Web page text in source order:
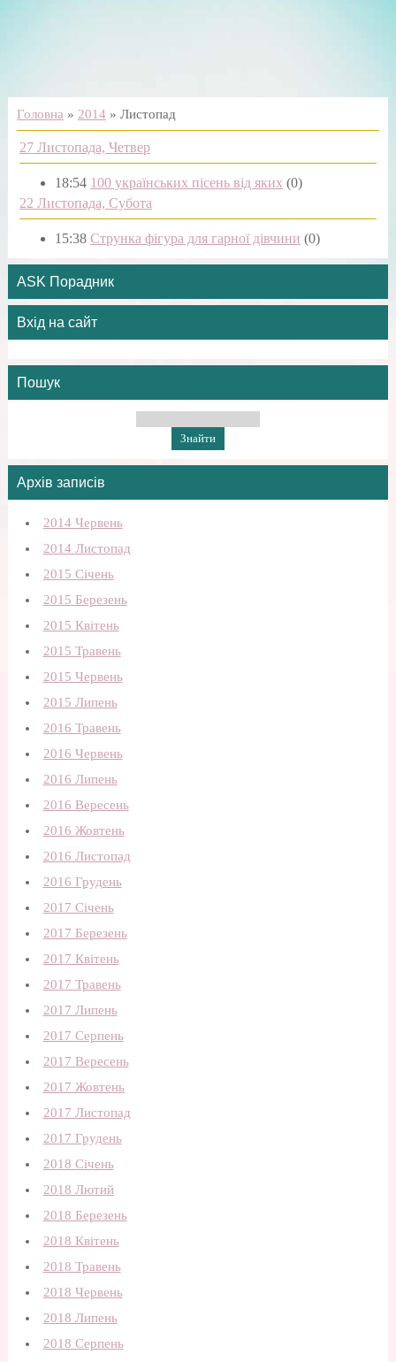
Головна » 2014 » Листопад
27 Листопада, Четвер
18:54 100 українських пісень від яких (0)
22 Листопада, Субота
15:38 Струнка фігура для гарної дівчини (0)
ASK Порадник
Вхід на сайт
Пошук
Архів записів
2014 Червень
2014 Листопад
2015 Січень
2015 Березень
2015 Квітень
2015 Травень
2015 Червень
2015 Липень
2016 Травень
2016 Червень
2016 Липень
2016 Вересень
2016 Жовтень
2016 Листопад
2016 Грудень
2017 Січень
2017 Березень
2017 Квітень
2017 Травень
2017 Липень
2017 Серпень
2017 Вересень
2017 Жовтень
2017 Листопад
2017 Грудень
2018 Січень
2018 Лютий
2018 Березень
2018 Квітень
2018 Травень
2018 Червень
2018 Липень
2018 Серпень